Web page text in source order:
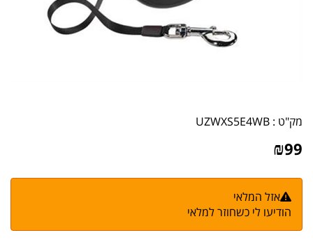
מק"ט : UZWXS5E4WB
₪99
אזל המלאי
הודיעו לי כשחוזר למלאי